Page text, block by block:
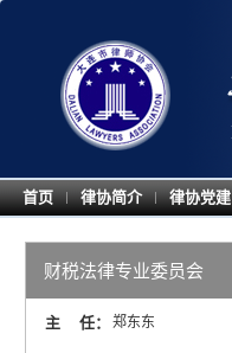
首页 | 律协简介 | 律协党建
财税法律专业委员会
主 任： 郑东东